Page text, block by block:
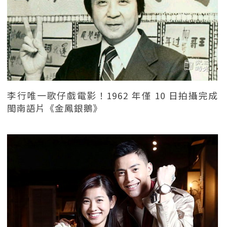
李行唯一歌仔戲電影！1962 年僅 10 日拍攝完成
閩南語片《金鳳銀鵝》